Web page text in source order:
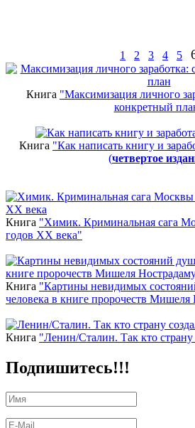
1 2 3 4 5
Книга "Максимизация личного
конкретный
Книга "Как написать книгу и
(четвертое
Книга "Химик. Криминальная сага
годов ХХ века"
Книга "Картины невидимых
человека в книге пророчеств Мишеля
Книга "Ленин/Сталин. Так кто страну
Подпишитесь!!!